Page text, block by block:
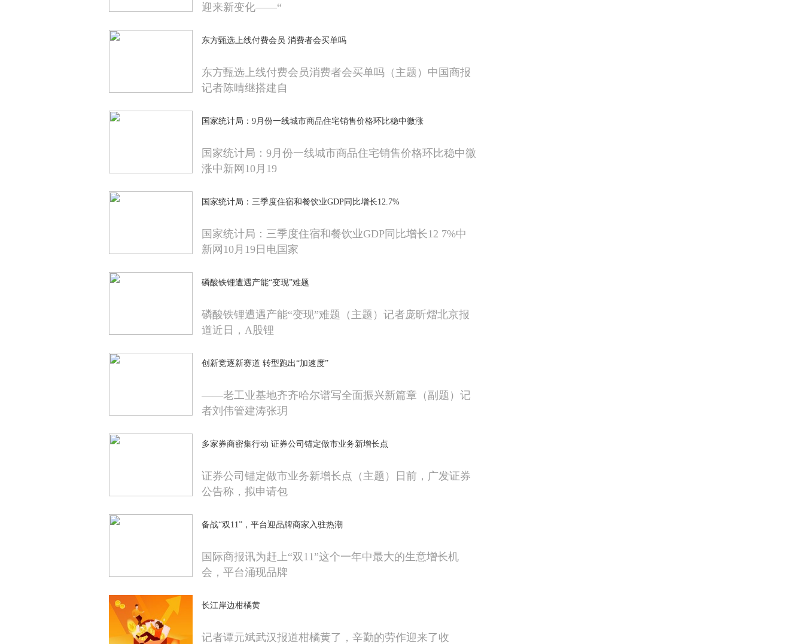
迎来新变化——“
东方甄选上线付费会员 消费者会买单吗
东方甄选上线付费会员消费者会买单吗（主题）中国商报
记者陈晴继搭建自
国家统计局：9月份一线城市商品住宅销售价格环比稳中微涨
国家统计局：9月份一线城市商品住宅销售价格环比稳中微
涨中新网10月19
国家统计局：三季度住宿和餐饮业GDP同比增长12.7%
国家统计局：三季度住宿和餐饮业GDP同比增长12 7%中
新网10月19日电国家
磷酸铁锂遭遇产能“变现”难题
磷酸铁锂遭遇产能“变现”难题（主题）记者庞昕熠北京报
道近日，A股锂
创新竞逐新赛道 转型跑出“加速度”
——老工业基地齐齐哈尔谱写全面振兴新篇章（副题）记
者刘伟管建涛张玥
多家券商密集行动 证券公司锚定做市业务新增长点
证券公司锚定做市业务新增长点（主题）日前，广发证券
公告称，拟申请包
备战“双11”，平台迎品牌商家入驻热潮
国际商报讯为赶上“双11”这个一年中最大的生意增长机
会，平台涌现品牌
长江岸边柑橘黄
记者谭元斌武汉报道柑橘黄了，辛勤的劳作迎来了收